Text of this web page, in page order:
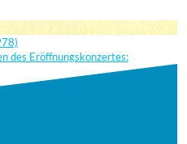
des Eröffnungskonzertes: